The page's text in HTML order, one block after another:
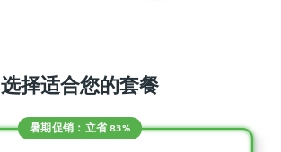
选择适合您的套餐
暑期促销：立省 83%